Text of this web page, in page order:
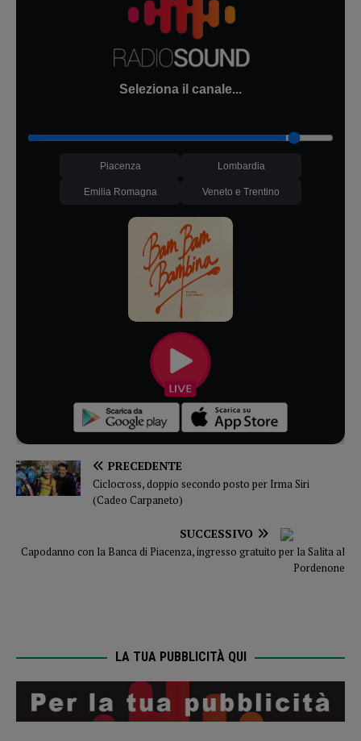
Seleziona il canale...
Piacenza Lombardia
Emilia Romagna Veneto e Trentino
PRECEDENTE
Ciclocross, doppio secondo posto per Irma Siri
(Cadeo Carpaneto)
SUCCESSIVO
Capodanno con la Banca di Piacenza, ingresso gratuito per la Salita al
Pordenone
LA TUA PUBBLICITÀ QUI